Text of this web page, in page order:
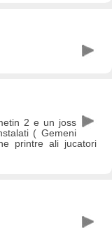
2 e un joss
( Gemeni
printre ali jucatori